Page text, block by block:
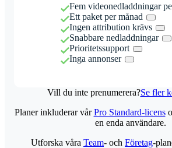
Fem videonedladdningar
Ett paket per månad
Ingen attribution krävs
Snabbare nedladdningar
Prioritetssupport
Inga annonser
Vill du inte prenumerera?Se fler
Planer inkluderar vårPro Standard-licens
en enda användare.
Utforska våra Team- och Företag-